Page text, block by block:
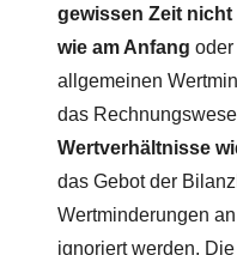
gewissen Zeit
wie am Anfang
allgemeinen
das
Wertverhältnisse
das Gebot der
Wertminderungen
ignoriert werden.